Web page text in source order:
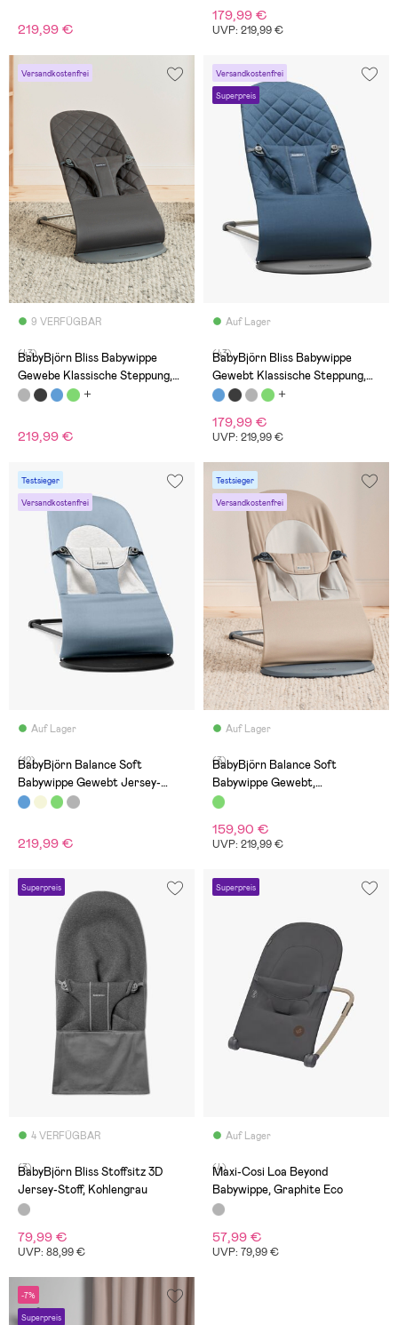
219,99 €
179,99 €
UVP: 219,99 €
Versandkostenfrei
9 VERFÜGBAR
(43)
BabyBjörn Bliss Babywippe
Gewebe Klassische Steppung,
Anthrazitgrau
219,99 €
Versandkostenfrei
Superpreis
Auf Lager
(43)
BabyBjörn Bliss Babywippe
Gewebt Klassische Steppung,
Mitternachtsblau
179,99 €
UVP: 219,99 €
Testsieger
Versandkostenfrei
Auf Lager
(12)
BabyBjörn Balance Soft
Babywippe Gewebt Jersey-
Stoff, Blau/Grau
219,99 €
Testsieger
Versandkostenfrei
Auf Lager
(3)
BabyBjörn Balance Soft
Babywippe Gewebt,
Khaki/Beige
159,90 €
UVP: 219,99 €
Superpreis
4 VERFÜGBAR
(3)
BabyBjörn Bliss Stoffsitz 3D
Jersey-Stoff, Kohlengrau
79,99 €
UVP: 88,99 €
Superpreis
Auf Lager
(4)
Maxi-Cosi Loa Beyond
Babywippe, Graphite Eco
57,99 €
UVP: 79,99 €
-7%
Superpreis